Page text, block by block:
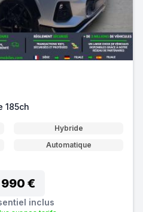
185ch
Hybride
Automatique
€
inclus